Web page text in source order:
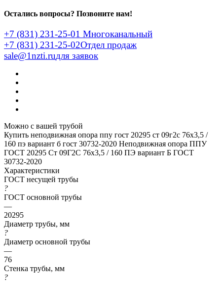
Остались вопросы? Позвоните нам!
+7 (831) 231-25-01 Многоканальный
+7 (831) 231-25-02Отдел продаж
sale@1nzti.ruдля заявок
Можно с вашей трубой
Купить неподвижная опора ппу гост 20295 ст 09г2с 76x3,5 /
160 пэ вариант б гост 30732-2020 Неподвижная опора ППУ
ГОСТ 20295 Ст 09Г2С 76x3,5 / 160 ПЭ вариант Б ГОСТ
30732-2020
Характеристики
ГОСТ несущей трубы
?
ГОСТ основной трубы
—
20295
Диаметр трубы, мм
?
Диаметр основной трубы
—
76
Стенка трубы, мм
?